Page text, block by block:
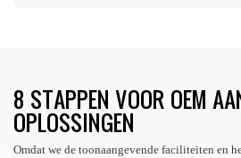
8 STAPPEN VOOR OEM
OPLOSSINGEN
Omdat we de toonaangevende faciliteiten en